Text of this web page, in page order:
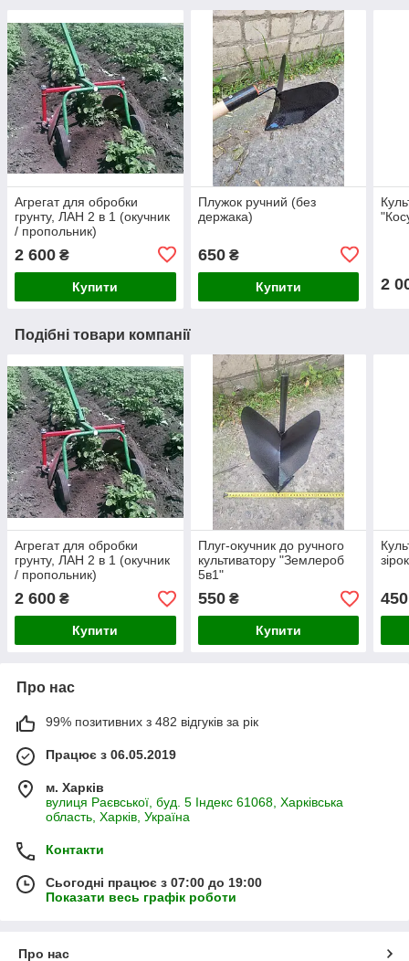
Агрегат для обробки
грунту, ЛАН 2 в 1 (окучник
/ пропольник)
2 600 ₴
Купити
Плужок ручний (без
держака)
650₴
Купити 2
Подібні товари компанії
Агрегат для обробки
грунту, ЛАН 2 в 1 (окучник
/ пропольник)
2 600 ₴
Купити
Плуг-окучник до ручного
культиватору "Землероб
5в1"
550₴
Купити
450
Про нас
99% позитивних з 482 відгуків за рік
Працює з 06.05.2019
м. Харків
вулиця Раєвської, буд. 5 Індекс 61068, Харківська
область, Харків, Україна
Контакти
Сьогодні працює з 07:00 до 19:00
Показати весь графік роботи
Про нас